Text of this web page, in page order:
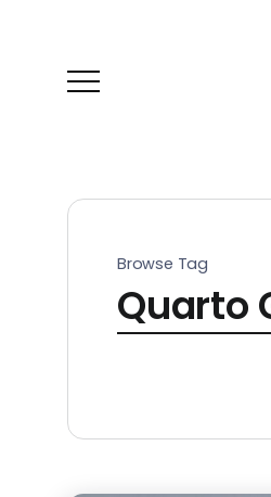
Browse Tag
Quarto